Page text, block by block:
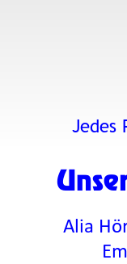
Jedes
Alia